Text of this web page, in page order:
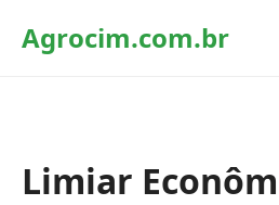
Agrocim.com.br
Limiar